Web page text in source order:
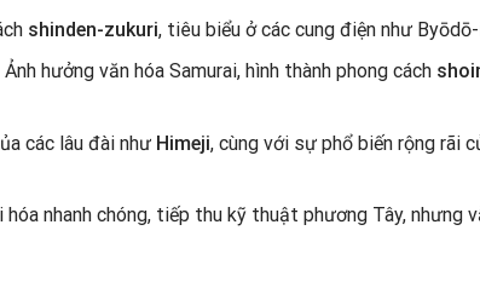
shinden-zukuri, tiêu biểu ở các cung điện như
hưởng văn hóa Samurai, hình thành phong cách
các lâu đài như Himeji, cùng với sự phổ biến rộng rãi
nhanh chóng, tiếp thu kỹ thuật phương Tây, nhưng